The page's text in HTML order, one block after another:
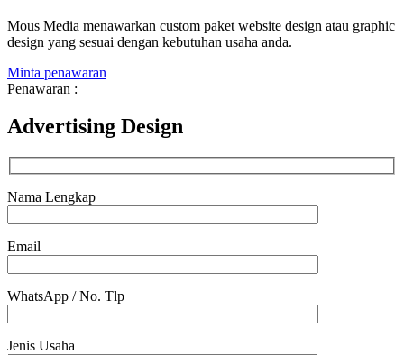
Mous Media menawarkan custom paket website design atau graphic
design yang sesuai dengan kebutuhan usaha anda.
Minta penawaran
Penawaran :
Advertising Design
Nama Lengkap
Email
WhatsApp / No. Tlp
Jenis Usaha